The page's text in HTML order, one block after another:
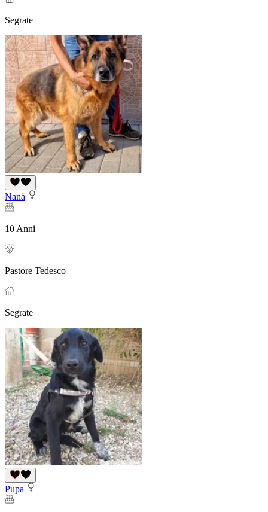
Segrate
Nanà
10 Anni
Pastore Tedesco
Segrate
Pupa